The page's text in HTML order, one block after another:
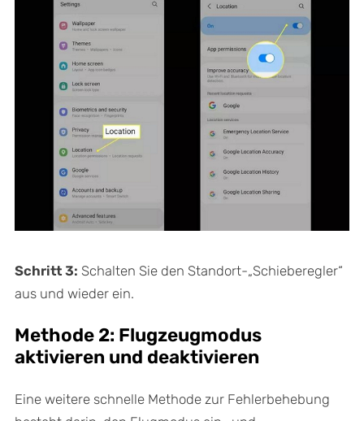
Schritt 3: Schalten Sie den Standort-„Schieberegler“
aus und wieder ein.
Methode 2: Flugzeugmodus
aktivieren und deaktivieren
Eine weitere schnelle Methode zur Fehlerbehebung